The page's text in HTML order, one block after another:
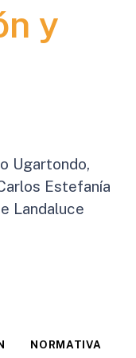
y
Ugartondo,
Estefanía
Landaluce
NORMATIVA